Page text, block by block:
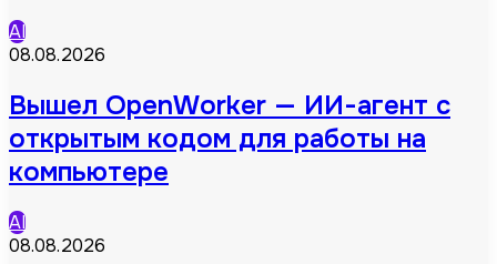
AI
08.08.2026
Вышел OpenWorker — ИИ-агент с
открытым кодом для работы на
компьютере
AI
08.08.2026